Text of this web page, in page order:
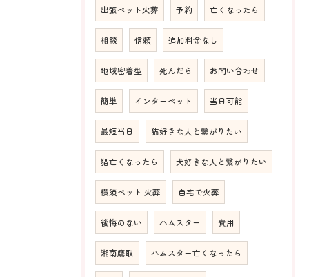
出張ペット火葬 予約 亡くなったら
相談 信頼 追加料金なし
地域密着型 死んだら お問い合わせ
簡単 インターペット 当日可能
最短当日 猫好きな人と繋がりたい
猫亡くなったら 犬好きな人と繋がりたい
横須ペット 火葬 自宅で火葬
後悔のない ハムスター 費用
湘南鷹取 ハムスター亡くなったら